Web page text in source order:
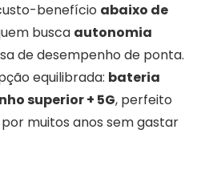
benefício abaixo de
busca autonomia
de desempenho de ponta.
equilibrada: bateria
superior + 5G, perfeito
muitos anos sem gastar